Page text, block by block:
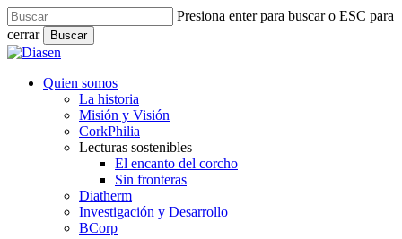
Skip
to
main
content
Presiona enter para buscar o ESC para
cerrar
Buscar
Close
search
Menu
Quien somos
La historia
Misión y Visión
CorkPhilia
Lecturas sostenibles
El encanto del corcho
Sin fronteras
Diatherm
Investigación y Desarrollo
BCorp